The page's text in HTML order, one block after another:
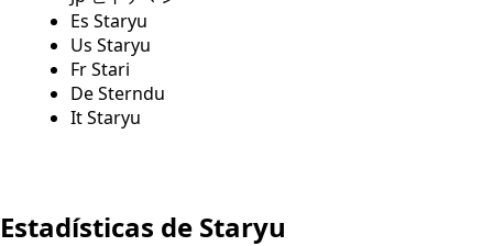
Es Staryu
Us Staryu
Fr Stari
De Sterndu
It Staryu
Estadísticas de Staryu